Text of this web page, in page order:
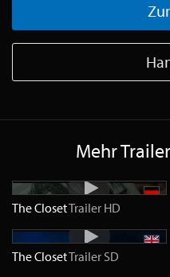
Mehr
The ClosetTrailer HD
The ClosetTrailer SD